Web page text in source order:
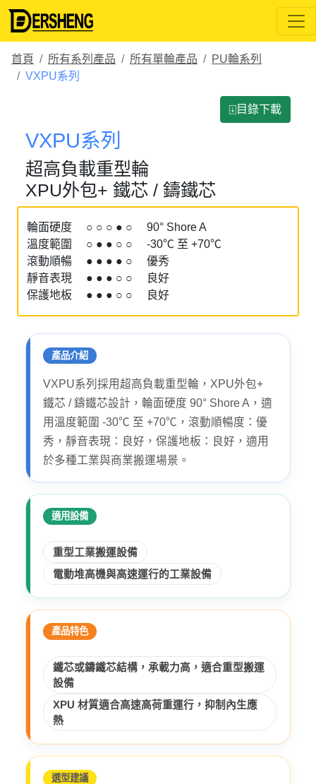
首頁 所有系列產品 所有單輪產品
PU輪系列
VXPU系列
⍗目錄下載
VXPU系列
超高負載重型輪
XPU外包+ 鐵芯 / 鑄鐵芯
輪面硬度 ○ ○ ○ ● ○ 90° Shore A
溫度範圍 ○ ● ● ○ ○ -30℃ 至 +70℃
滾動順暢 ● ● ● ● ○ 優秀
靜音表現 ● ● ● ○ ○ 良好
保護地板 ● ● ● ○ ○ 良好
產品介紹
VXPU系列採用超高負載重型輪，XPU外包+
鐵芯 / 鑄鐵芯設計，輪面硬度 90° Shore A，適
用溫度範圍 -30℃ 至 +70℃，滾動順暢度：優
秀，靜音表現：良好，保護地板：良好，適用
於多種工業與商業搬運場景。
適用設備
重型工業搬運設備
電動堆高機與高速運行的工業設備
產品特色
鐵芯或鑄鐵芯結構，承載力高，適合重型搬運
設備
XPU 材質適合高速高荷重運行，抑制內生應
熱
選型建議